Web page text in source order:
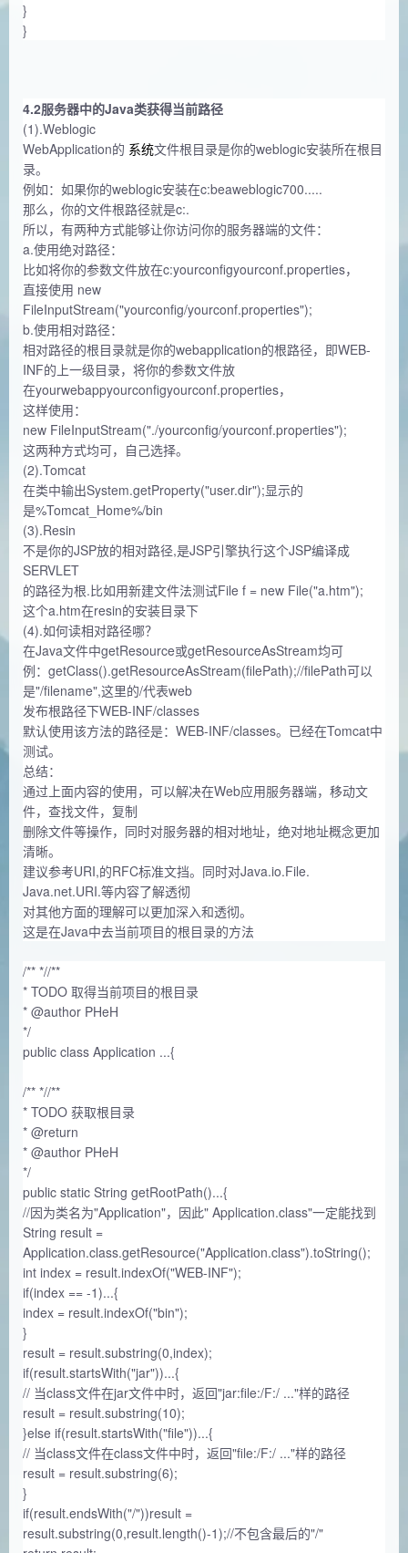
}
}
4.2服务器中的Java类获得当前路径
(1).Weblogic
WebApplication的 系统文件根目录是你的weblogic安装所在根目
录。
例如：如果你的weblogic安装在c:beaweblogic700.....
那么，你的文件根路径就是c:.
所以，有两种方式能够让你访问你的服务器端的文件：
a.使用绝对路径：
比如将你的参数文件放在c:yourconfigyourconf.properties，
直接使用 new
FileInputStream("yourconfig/yourconf.properties");
b.使用相对路径：
相对路径的根目录就是你的webapplication的根路径，即WEB-
INF的上一级目录，将你的参数文件放
在yourwebappyourconfigyourconf.properties，
这样使用：
new FileInputStream("./yourconfig/yourconf.properties");
这两种方式均可，自己选择。
(2).Tomcat
在类中输出System.getProperty("user.dir");显示的
是%Tomcat_Home%/bin
(3).Resin
不是你的JSP放的相对路径,是JSP引擎执行这个JSP编译成
SERVLET
的路径为根.比如用新建文件法测试File f = new File("a.htm");
这个a.htm在resin的安装目录下
(4).如何读相对路径哪？
在Java文件中getResource或getResourceAsStream均可
例：getClass().getResourceAsStream(filePath);//filePath可以
是"/filename",这里的/代表web
发布根路径下WEB-INF/classes
默认使用该方法的路径是：WEB-INF/classes。已经在Tomcat中
测试。
总结：
通过上面内容的使用，可以解决在Web应用服务器端，移动文
件，查找文件，复制
删除文件等操作，同时对服务器的相对地址，绝对地址概念更加
清晰。
建议参考URI,的RFC标准文挡。同时对Java.io.File.
Java.net.URI.等内容了解透彻
对其他方面的理解可以更加深入和透彻。
这是在Java中去当前项目的根目录的方法
/** *//**
* TODO 取得当前项目的根目录
* @author PHeH
*/
public class Application ...{
/** *//**
* TODO 获取根目录
* @return
* @author PHeH
*/
public static String getRootPath()...{
//因为类名为"Application"，因此" Application.class"一定能找到
String result =
Application.class.getResource("Application.class").toString();
int index = result.indexOf("WEB-INF");
if(index == -1)...{
index = result.indexOf("bin");
}
result = result.substring(0,index);
if(result.startsWith("jar"))...{
// 当class文件在jar文件中时，返回"jar:file:/F:/ ..."样的路径
result = result.substring(10);
}else if(result.startsWith("file"))...{
// 当class文件在class文件中时，返回"file:/F:/ ..."样的路径
result = result.substring(6);
}
if(result.endsWith("/"))result =
result.substring(0,result.length()-1);//不包含最后的"/"